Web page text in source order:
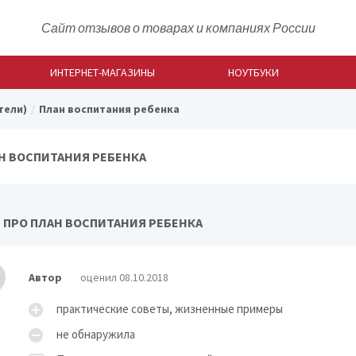
Сайт отзывов о товарах и компаниях России
ИНТЕРНЕТ-МАГАЗИНЫ НОУТБУКИ
План воспитания ребенка
ВОСПИТАНИЯ РЕБЕНКА
ПЛАН ВОСПИТАНИЯ РЕБЕНКА
Автор оценил 08.10.2018
практические советы, жизненные примеры
не обнаружила